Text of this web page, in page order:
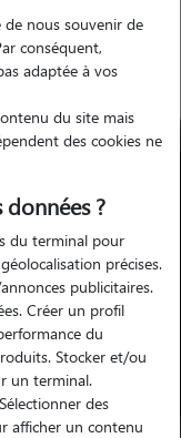
de nous souvenir de
conséquent,
adaptée à vos
du site mais
des cookies ne
?
du terminal pour
précises.
publicitaires.
Créer un profil
du
Stocker et/ou
un terminal.
des
afficher un contenu